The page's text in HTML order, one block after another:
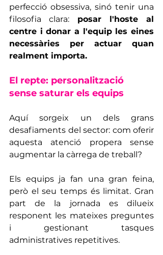
perfecció obsessiva, sinó tenir una
filosofia clara: posar l'hoste al
centre i donar a l'equip les eines
necessàries per actuar quan
realment importa.
El repte: personalització
sense saturar els equips
Aquí sorgeix un dels grans
desafiaments del sector: com oferir
aquesta atenció propera sense
augmentar la càrrega de treball?
Els equips ja fan una gran feina,
però el seu temps és limitat. Gran
part de la jornada es dilueix
responent les mateixes preguntes
i gestionant tasques
administratives repetitives.